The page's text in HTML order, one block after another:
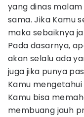
yang dinas
sama. Jika Kamu
maka sebaiknya
Pada dasarnya,
akan selalu ada
juga jika punya
Kamu
Kamu bisa
membuang jauh